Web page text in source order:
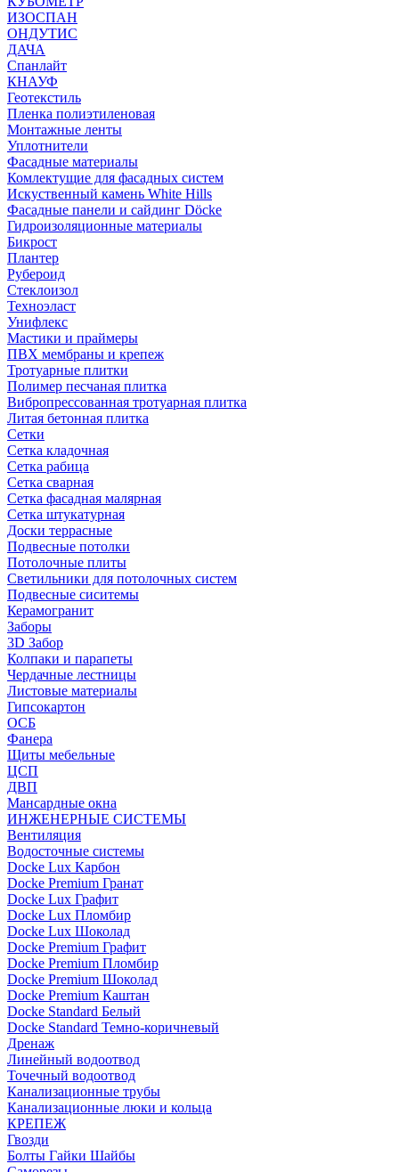
ИЗОСПАН
ОНДУТИС
ДАЧА
Спанлайт
КНАУФ
Геотекстиль
Пленка полиэтиленовая
Монтажные ленты
Уплотнители
Фасадные материалы
Комлектущие для фасадных систем
Искуственный камень White Hills
Фасадные панели и сайдинг Döcke
Гидроизоляционные материалы
Бикрост
Плантер
Рубероид
Стеклоизол
Техноэласт
Унифлекс
Мастики и праймеры
ПВХ мембраны и крепеж
Тротуарные плитки
Полимер песчаная плитка
Вибропрессованная тротуарная плитка
Литая бетонная плитка
Сетки
Сетка кладочная
Сетка рабица
Сетка сварная
Сетка фасадная малярная
Сетка штукатурная
Доски террасные
Подвесные потолки
Потолочные плиты
Светильники для потолочных систем
Подвесные сиситемы
Керамогранит
Заборы
3D Забор
Колпаки и парапеты
Чердачные лестницы
Листовые материалы
Гипсокартон
ОСБ
Фанера
Щиты мебельные
ЦСП
ДВП
Мансардные окна
ИНЖЕНЕРНЫЕ СИСТЕМЫ
Вентиляция
Водосточные системы
Docke Lux Карбон
Docke Premium Гранат
Docke Lux Графит
Docke Lux Пломбир
Docke Lux Шоколад
Docke Premium Графит
Docke Premium Пломбир
Docke Premium Шоколад
Docke Premium Каштан
Docke Standard Белый
Docke Standard Темно-коричневый
Дренаж
Линейный водоотвод
Точечный водоотвод
Канализационные трубы
Канализационные люки и кольца
КРЕПЕЖ
Гвозди
Болты Гайки Шайбы